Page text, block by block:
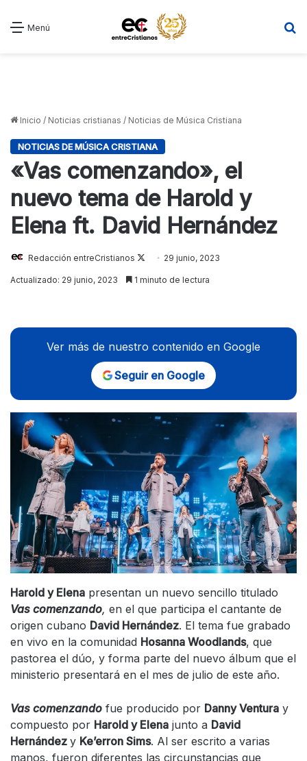
Menú
Inicio / Noticias cristianas / Noticias de Música Cristiana
NOTICIAS DE MÚSICA CRISTIANA
«Vas comenzando», el
nuevo tema de Harold y
Elena ft. David Hernández
Redacción entreCristianos
Follow29 junio, 2023
Actualizado: 29 junio, 2023 1 minuto de lectura
Ver más de nuestro contenido en Google
Seguir en Google
Harold y Elena presentan un nuevo sencillo titulado
Vas comenzando, en el que participa el cantante de
origen cubano David Hernández. El tema fue grabado
en vivo en la comunidad Hosanna Woodlands, que
pastorea el dúo, y forma parte del nuevo álbum que el
ministerio presentará en el mes de julio de este año.
Vas comenzando fue producido por Danny Ventura y
compuesto por Harold y Elena junto a David
Hernández y Ke’erron Sims. Al ser escrito a varias
manos, fueron diferentes las circunstancias que